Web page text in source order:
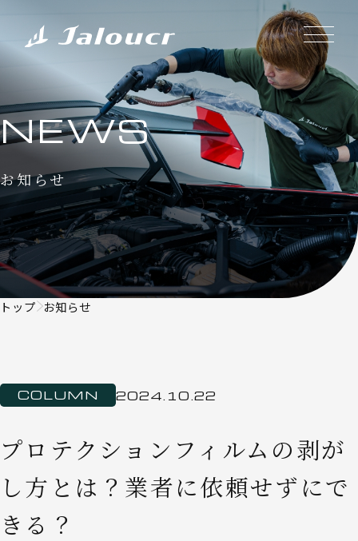
NEWS
お知らせ
トップ お知らせ
COLUMN 2024.10.22
プロテクションフィルムの剥が
し方とは？業者に依頼せずにで
きる？